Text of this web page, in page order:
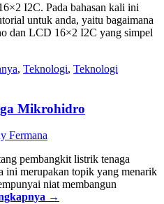
I2C. Pada bahasan kali ini
untuk anda, yaitu bagaimana
dan LCD 16×2 I2C yang simpel
, Teknologi, Teknologi
Mikrohidro
Fermana
pembangkit listrik tenaga
merupakan topik yang menarik
niat membangun
→